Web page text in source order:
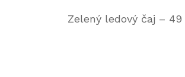
Zelený ledový čaj – 49